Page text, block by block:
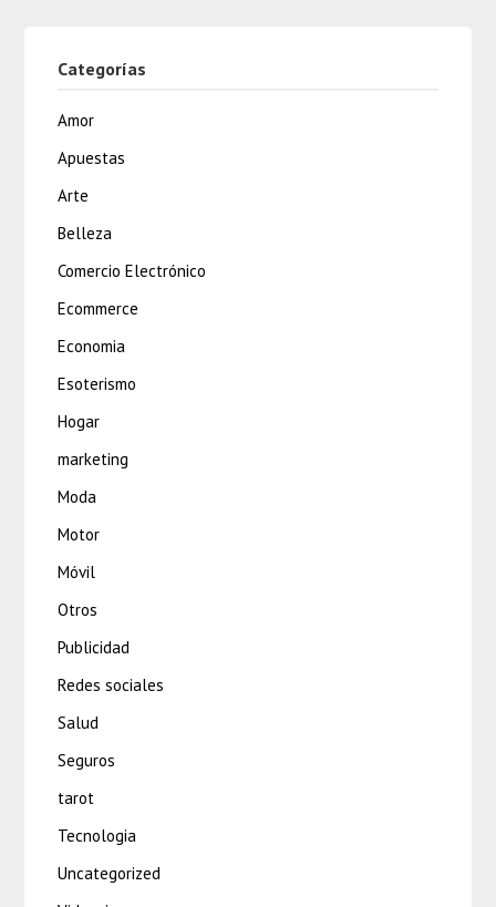
Categorías
Amor
Apuestas
Arte
Belleza
Comercio Electrónico
Ecommerce
Economia
Esoterismo
Hogar
marketing
Moda
Motor
Móvil
Otros
Publicidad
Redes sociales
Salud
Seguros
tarot
Tecnologia
Uncategorized